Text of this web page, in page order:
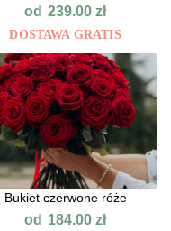
od 239.00zł
DOSTAWA GRATIS
Bukiet czerwone róże
od 184.00zł